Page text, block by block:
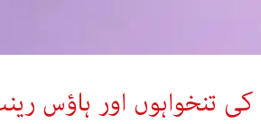
کی تنخواہوں اور ہاؤس